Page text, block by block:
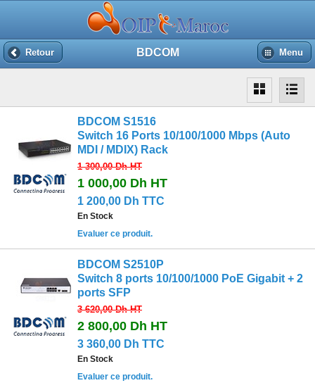
Retour BDCOM Menu
BDCOM S1516
Switch 16 Ports 10/100/1000 Mbps (Auto
MDI / MDIX) Rack
1 300,00 DhHT
1 000,00 Dh HT
1 200,00 Dh TTC
En Stock
Evaluer ce produit.
BDCOM S2510P
Switch 8 ports 10/100/1000 PoE Gigabit + 2
ports SFP
3 620,00 DhHT
2 800,00 Dh HT
3 360,00 Dh TTC
En Stock
Evaluer ce produit.